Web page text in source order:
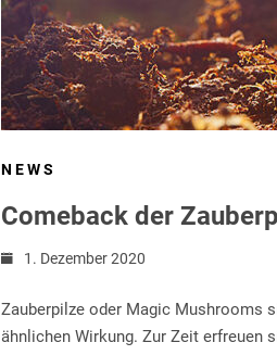
NEWS
Comeback der
1. Dezember 2020
Zauberpilze oder Magic Mushrooms
ähnlichen Wirkung. Zur Zeit erfreuen